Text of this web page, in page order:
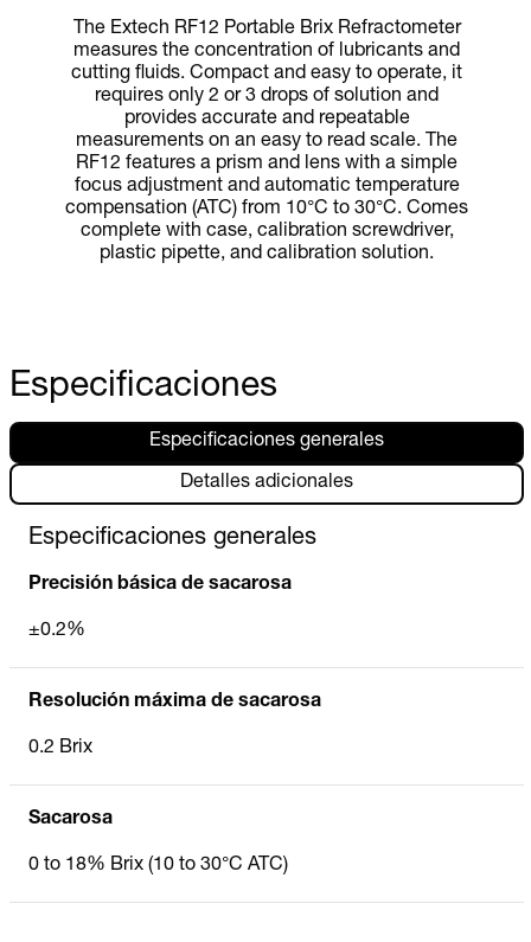
The Extech RF12 Portable Brix Refractometer
measures the concentration of lubricants and
cutting fluids. Compact and easy to operate, it
requires only 2 or 3 drops of solution and
provides accurate and repeatable
measurements on an easy to read scale. The
RF12 features a prism and lens with a simple
focus adjustment and automatic temperature
compensation (ATC) from 10°C to 30°C. Comes
complete with case, calibration screwdriver,
plastic pipette, and calibration solution.
Especificaciones
Especificaciones generales
Detalles adicionales
Especificaciones generales
Precisión básica de sacarosa
±0.2%
Resolución máxima de sacarosa
0.2 Brix
Sacarosa
0 to 18% Brix (10 to 30°C ATC)